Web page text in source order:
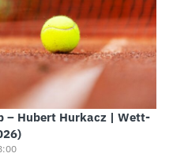
– Hubert Hurkacz | Wett-